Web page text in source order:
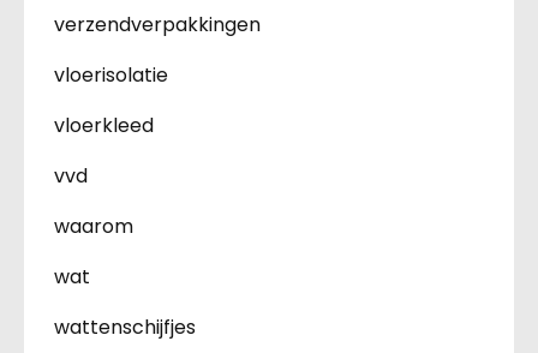
verzendverpakkingen
vloerisolatie
vloerkleed
vvd
waarom
wat
wattenschijfjes